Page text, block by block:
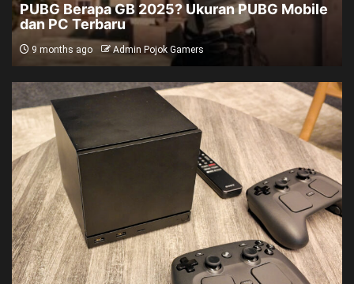
PUBG Berapa GB 2025? Ukuran PUBG Mobile
dan PC Terbaru
9 months ago Admin Pojok Gamers